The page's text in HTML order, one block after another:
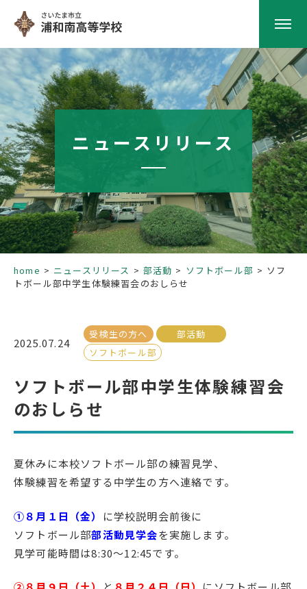
HOME
学校紹介
南高の教育
学校生活
部活動
受検生の方へ
年間スケジュール
学校パンフレット
教科ガイド
事務室より
在校生の皆さんへ
地域の皆様へ
同窓会
教育関係者の方へ
各種証明書発行
ニュースリリース
home ニュースリリース 部活動 ソフトボール部
ソフ
トボール部中学生体験練習会のおしらせ
2025.07.24
受検生の方へ
部活動
ソフトボール部
ソフトボール部中学生体験練習会
のおしらせ
夏休みに本校ソフトボール部の練習見学、
体験練習を希望する中学生の方へ連絡です。
①８月１日（金）
に学校説明会前後に
ソフトボール部部活動見学会を実施します。
見学可能時間は8:30～12:45です。